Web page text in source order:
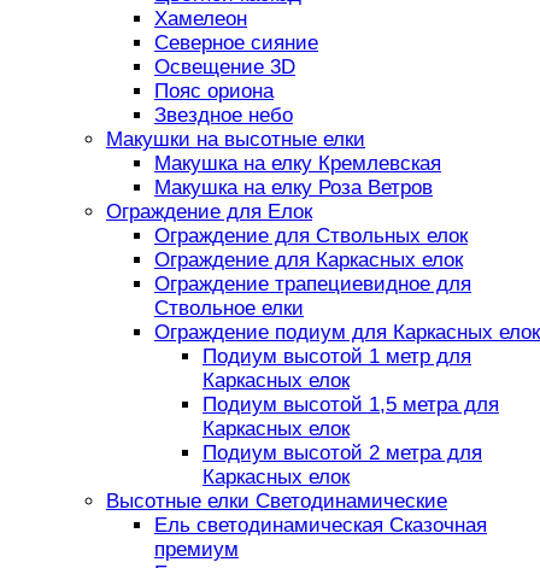
Хамелеон
Северное сияние
Освещение 3D
Пояс ориона
Звездное небо
Макушки на высотные елки
Макушка на елку Кремлевская
Макушка на елку Роза Ветров
Ограждение для Елок
Ограждение для Ствольных елок
Ограждение для Каркасных елок
Ограждение трапециевидное для
Ствольное елки
Ограждение подиум для Каркасных елок
Подиум высотой 1 метр для
Каркасных елок
Подиум высотой 1,5 метра для
Каркасных елок
Подиум высотой 2 метра для
Каркасных елок
Высотные елки Светодинамические
Ель светодинамическая Сказочная
премиум